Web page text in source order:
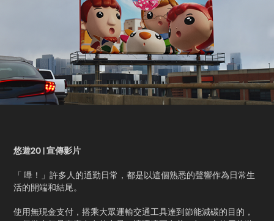
悠遊20 | 宣傳影片
「 嗶！」許多人的通勤日常，都是以這個熟悉的聲響作為日常生
活的開端和結尾。​
使用無現金支付，搭乘大眾運輸交通工具達到節能減碳的目的，